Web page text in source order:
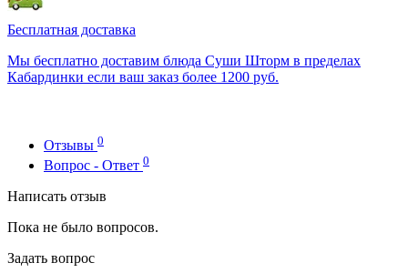
Бесплатная доставка
Мы бесплатно доставим блюда Суши Шторм в пределах
Кабардинки если ваш заказ более 1200 руб.
Отзывы 0
Вопрос - Ответ 0
Написать отзыв
Пока не было вопросов.
Задать вопрос